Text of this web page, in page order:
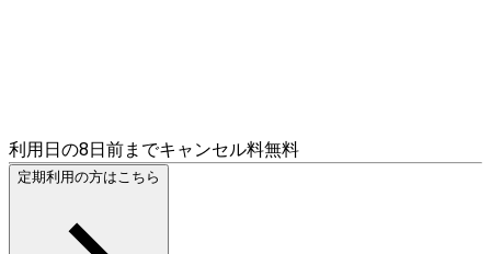
利用日の8日前までキャンセル料無料
定期利用の方はこちら